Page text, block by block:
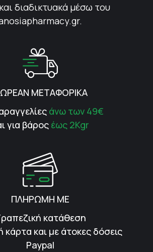
διαδικτυακά μέσω του
ΜΕΤΑΦΟΡΙΚΑ
άνω των 49€
για βάρος έως 2Kgr
ΠΛΗΡΩΜΗ ΜΕ
κατάθεση
κάρτα και με άτοκες δόσεις
Paypal